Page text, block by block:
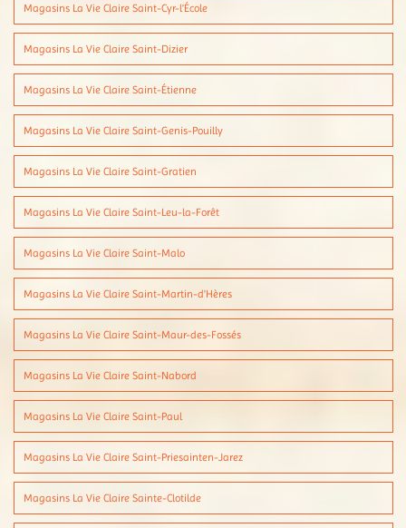
Magasins La Vie Claire Saint-Cyr-l'École
Magasins La Vie Claire Saint-Dizier
Magasins La Vie Claire Saint-Étienne
Magasins La Vie Claire Saint-Genis-Pouilly
Magasins La Vie Claire Saint-Gratien
Magasins La Vie Claire Saint-Leu-la-Forêt
Magasins La Vie Claire Saint-Malo
Magasins La Vie Claire Saint-Martin-d'Hères
Magasins La Vie Claire Saint-Maur-des-Fossés
Magasins La Vie Claire Saint-Nabord
Magasins La Vie Claire Saint-Paul
Magasins La Vie Claire Saint-Priesainten-Jarez
Magasins La Vie Claire Sainte-Clotilde